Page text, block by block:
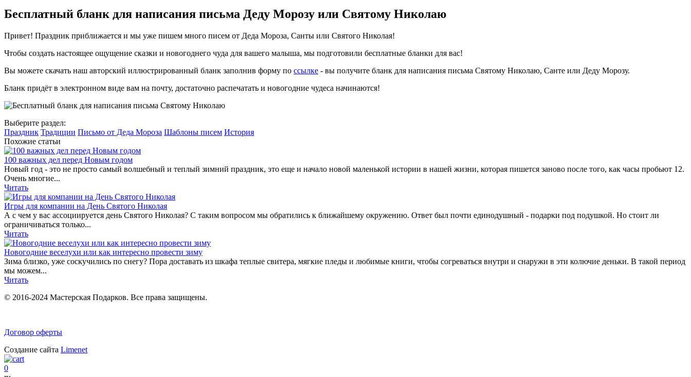
Бесплатный бланк для написания письма Деду Морозу или Святому Николаю
Привет! Праздник приближается и мы уже пишем много писем от Деда Мороза, Санты или Святого Николая!
Чтобы создать настоящее ощущение сказки и новогоднего чуда для вашего малыша, мы подготовили бесплатные бланки для вас!
Вы можете скачать наш авторский иллюстрированный бланк заполнив форму по ссылке - вы получите бланк для написания письма Святому Николаю, Санте или Деду Морозу.
Бланк придёт в электронном виде вам на почту, достаточно распечатать и новогодние чудеса начинаются!
Выберите раздел:
Праздник Традиции Письмо от Деда Мороза Шаблоны писем История
Похожие статьи
100 важных дел перед Новым годом
Новый год - это не просто самый волшебный и теплый зимний праздник, это еще и начало новой маленькой истории в нашей жизни, которая пишется заново после того, как часы пробьют 12.
Очень многие...
Читать
Игры для компании на День Святого Николая
А с чем у вас ассоциируется день Святого Николая? С таким вопросом мы обратились к ближайшему окружению. Ответ был почти единодушный - подарки под подушкой. Но стоит ли
ограничиваться только...
Читать
Новогодние веселухи или как интересно провести зиму
Зима близко, уже соскучились по снегу? Пора доставать из шкафа теплые свитера, мягкие пледы и любимые книги, чтобы согреваться внутри и снаружи в эти колючие деньки. В такой период
мы можем...
Читать
© 2016-2024 Мастерская Подарков. Все права защищены.
Договор оферты
Создание сайта Limenet
0